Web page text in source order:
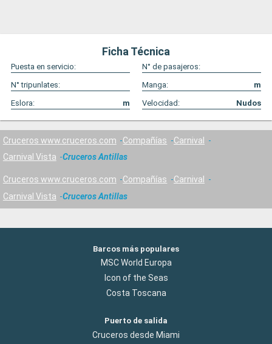
Ficha Técnica
Puesta en servicio:
N° de pasajeros:
N° tripunlates:
Manga:
m
Eslora:
m Velocidad: Nudos
Cruceros www.cruceros.com Compañías
Carnival
Carnival Vista
Cruceros Antillas
Cruceros www.cruceros.com Compañías
Carnival
Carnival Vista
Cruceros Antillas
Barcos más populares
MSC World Europa
Icon of the Seas
Costa Toscana
Puerto de salida
Cruceros desde Miami